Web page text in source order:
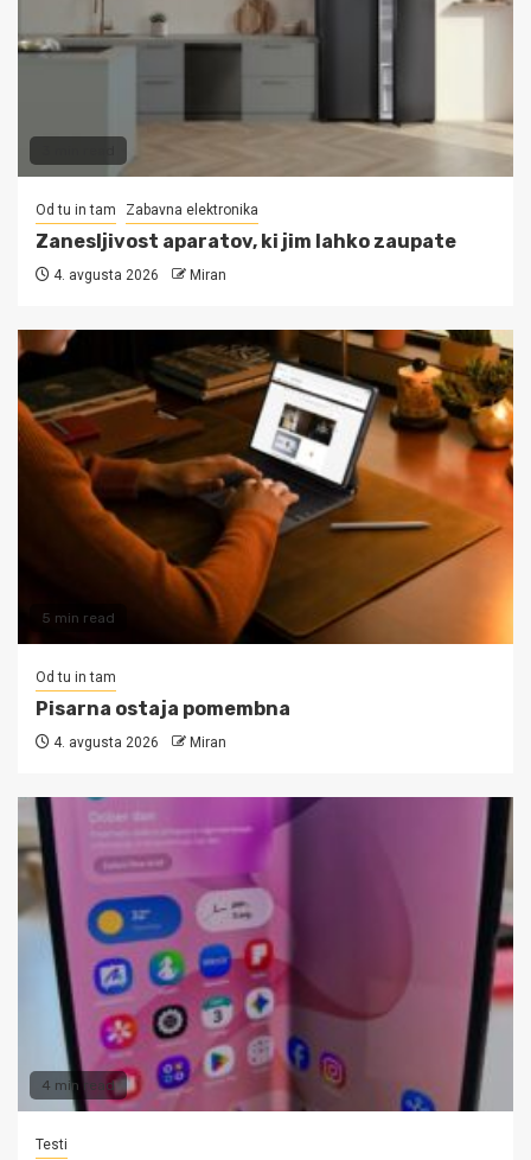
Od tu in tam Zabavna elektronika
Zanesljivost aparatov, ki jim lahko zaupate
4. avgusta 2026 Miran
5 min read
Od tu in tam
Pisarna ostaja pomembna
4. avgusta 2026 Miran
4 min read
Testi